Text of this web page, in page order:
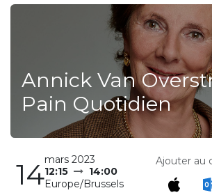
Annick Van
Pain Quotidien
14mars 2023
12:15
14:00
Europe/Brussels
Ajouter au